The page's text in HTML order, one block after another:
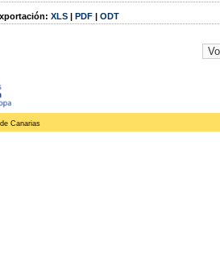
XLS | PDF | ODT
Canarias